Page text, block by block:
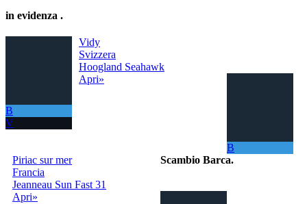
in evidenza .
B
V
Vidy
Svizzera
Hoogland Seahawk
Apri»
B
Piriac sur mer
Francia
Jeanneau Sun Fast 31
Apri»
Scambio Barca.